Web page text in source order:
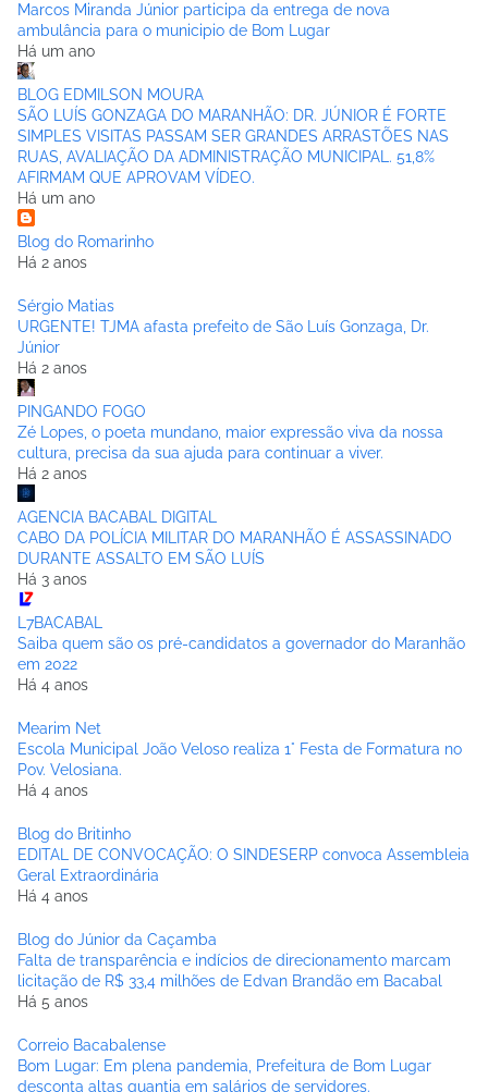
Marcos Miranda Júnior participa da entrega de nova
ambulância para o municipio de Bom Lugar
Há um ano
BLOG EDMILSON MOURA
SÃO LUÍS GONZAGA DO MARANHÃO: DR. JÚNIOR É FORTE
SIMPLES VISITAS PASSAM SER GRANDES ARRASTÕES NAS
RUAS, AVALIAÇÃO DA ADMINISTRAÇÃO MUNICIPAL. 51,8%
AFIRMAM QUE APROVAM VÍDEO.
Há um ano
Blog do Romarinho
Há 2 anos
Sérgio Matias
URGENTE! TJMA afasta prefeito de São Luís Gonzaga, Dr.
Júnior
Há 2 anos
PINGANDO FOGO
Zé Lopes, o poeta mundano, maior expressão viva da nossa
cultura, precisa da sua ajuda para continuar a viver.
Há 2 anos
AGENCIA BACABAL DIGITAL
CABO DA POLÍCIA MILITAR DO MARANHÃO É ASSASSINADO
DURANTE ASSALTO EM SÃO LUÍS
Há 3 anos
L7BACABAL
Saiba quem são os pré-candidatos a governador do Maranhão
em 2022
Há 4 anos
Mearim Net
Escola Municipal João Veloso realiza 1° Festa de Formatura no
Pov. Velosiana.
Há 4 anos
Blog do Britinho
EDITAL DE CONVOCAÇÃO: O SINDESERP convoca Assembleia
Geral Extraordinária
Há 4 anos
Blog do Júnior da Caçamba
Falta de transparência e indícios de direcionamento marcam
licitação de R$ 33,4 milhões de Edvan Brandão em Bacabal
Há 5 anos
Correio Bacabalense
Bom Lugar: Em plena pandemia, Prefeitura de Bom Lugar
desconta altas quantia em salários de servidores.